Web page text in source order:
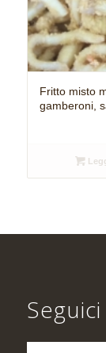
Fritto misto
gamberoni,